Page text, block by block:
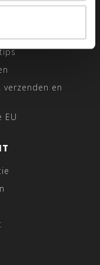
en
EU